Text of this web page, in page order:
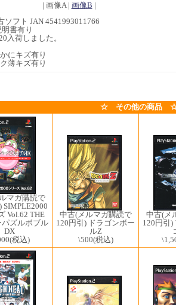
| 画像A | 画像B |
ソフト JAN 4541993011766
書有り
入荷しました。
にキズ有り
薄キズ有り
☆ その他の商品
マガ購読で
SIMPLE2000
Vol.62 THE
パズルボブル
DX
(税込)
中古(メルマガ購読で
120円引) ドラゴンボー
ルZ
\500(税込)
中古(メ
120円引)